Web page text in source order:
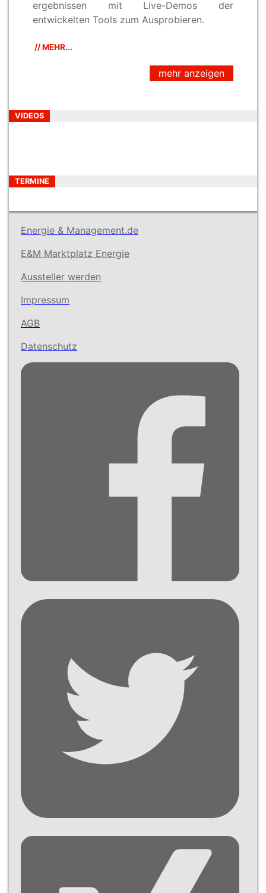
ergebnissen mit Live-Demos der
entwickelten Tools zum Ausprobieren.
// MEHR...
mehr anzeigen
VIDEOS
TERMINE
Energie & Management.de
E&M Marktplatz Energie
Aussteller werden
Impressum
AGB
Datenschutz